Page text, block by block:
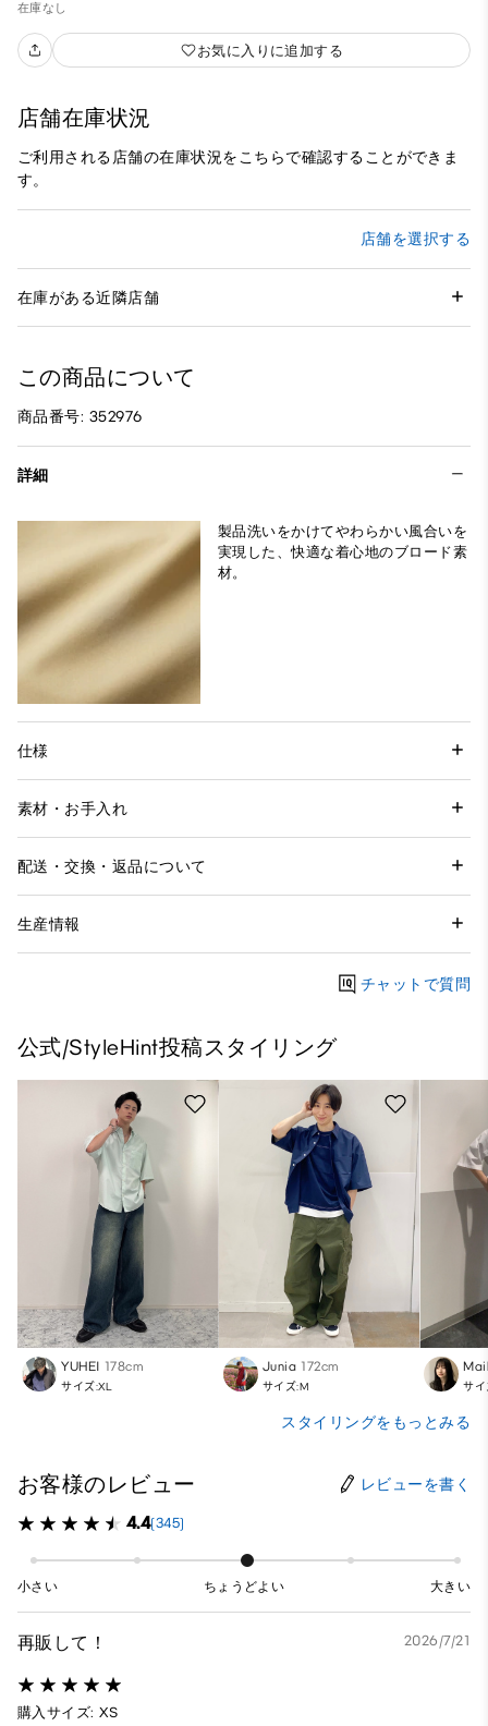
在庫なし
お気に入りに追加する
店舗在庫状況
ご利用される店舗の在庫状況をこちらで確認することができま
す。
店舗を選択する
在庫がある近隣店舗
この商品について
商品番号: 352976
詳細
製品洗いをかけてやわらかい風合いを
実現した、快適な着心地のブロード素
材。
仕様
素材・お手入れ
配送・交換・返品について
生産情報
チャットで質問
公式/StyleHint投稿スタイリング
YUHEI 178cm
サイズ:XL
Junia 172cm
サイズ:M サイ
スタイリングをもっとみる
お客様のレビュー レビューを書く
4.4(345)
小さい ちょうどよい 大きい
再販して！ 2026/7/21
購入サイズ: XS